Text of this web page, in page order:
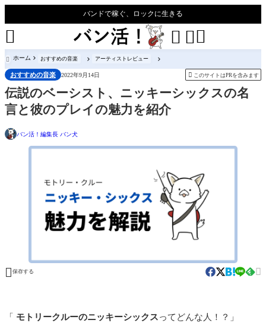
バンドで稼ぐ、ロックに生きる
 

 ホーム おすすめの音楽 アーティストレビュー
おすすめの音楽 2022年9月14日  このサイトはPRを含みます
伝説のベーシスト、ニッキーシックスの名
言と彼のプレイの魅力を紹介
バン活！編集長 バン犬
 保存する 
「 モトリークルーのニッキーシックスってどんな人！？」